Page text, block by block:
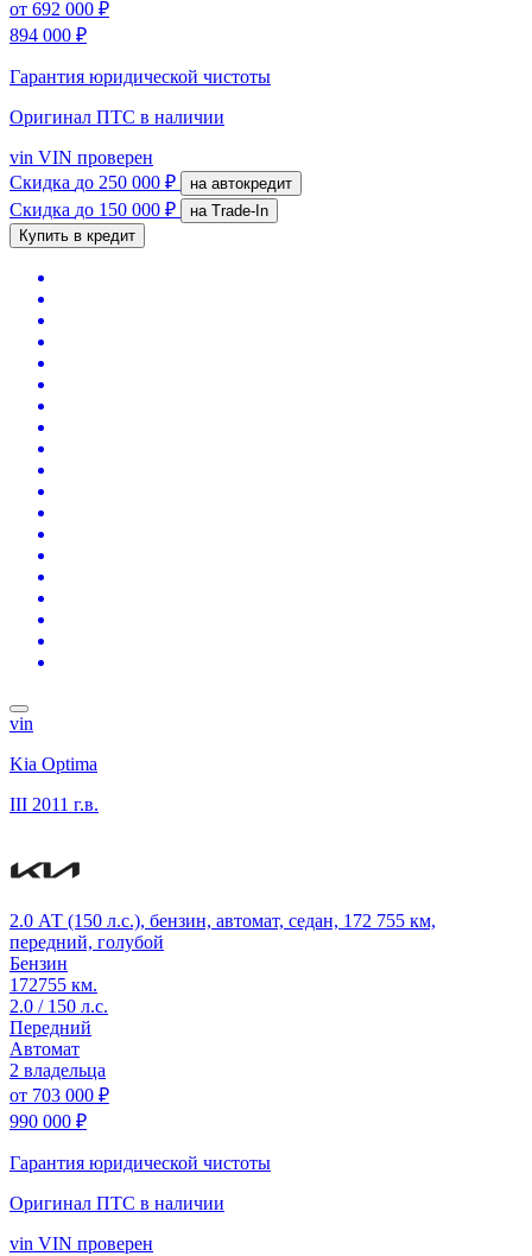
от 692 000 ₽
894 000 ₽
Гарантия юридической чистоты
Оригинал ПТС в наличии
vin VIN проверен
Скидка до 250 000 ₽ на автокредит
Скидка до 150 000 ₽
на Trade-In
Купить в кредит
vin
Kia Optima
III 2011 г.в.
2.0 АТ (150 л.с.), бензин, автомат, седан, 172 755 км,
передний, голубой
Бензин
172755 км.
2.0 / 150 л.с.
Передний
Автомат
2 владельца
от 703 000 ₽
990 000 ₽
Гарантия юридической чистоты
Оригинал ПТС в наличии
vin VIN проверен